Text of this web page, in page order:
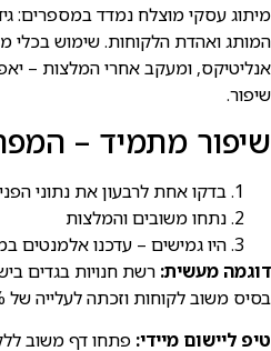
מיתוג עסקי מוצלח נמדד במספרים:
המותג ואהדת הלקוחות. שימוש בכלי
אנליטיקס, ומעקב אחרי המלצות –
שיפור.
שיפור מתמיד –
בדקו אחת לרבעון את נתוני
נתחו משובים והמלצות
היו גמישים – עדכנו אלמנטים
דוגמה מעשית: רשת חנויות בגדים
בסיס משוב לקוחות וזכתה לעלייה של 25% בזיהוי המותג.
טיפ ליישום מיידי: פתחו דף משוב